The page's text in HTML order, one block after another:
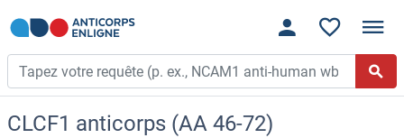
CLCF1 anticorps (AA 46-72)